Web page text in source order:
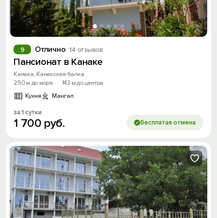
Отлично 14 отзывов
9
Пансионат в Канаке
Канака, Канакская балка
250 м до моря
· 143 м до центра
Кухня
Мангал
за 1 сутки
1 700 руб. Бесплатая отмена